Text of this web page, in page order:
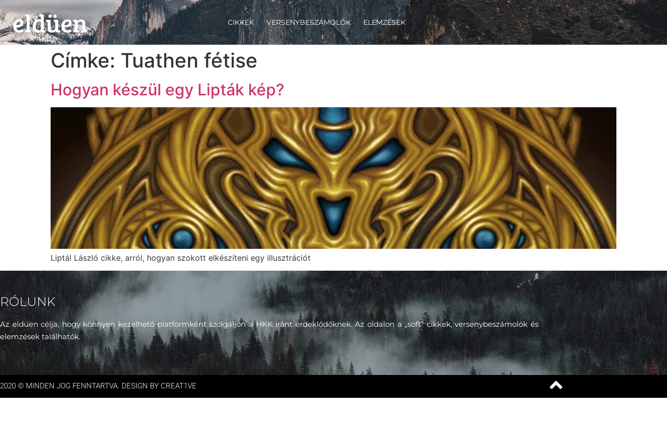
eldüen CIKKEK VERSENYBESZÁMOLÓK ELEMZÉSEK
Címke: Tuathen fétise
Hogyan készül egy Lipták kép?
Liptál László cikke, arról, hogyan szokott elkészíteni egy illusztrációt
RÓLUNK
Az eldüen célja, hogy könnyen kezelhető platformként szolgáljon a HKK iránt érdeklődőknek. Az oldalon a „soft” cikkek, versenybeszámolók és
elemzések találhatók.
2020 © MINDEN JOG FENNTARTVA. DESIGN BY CREAT1VE